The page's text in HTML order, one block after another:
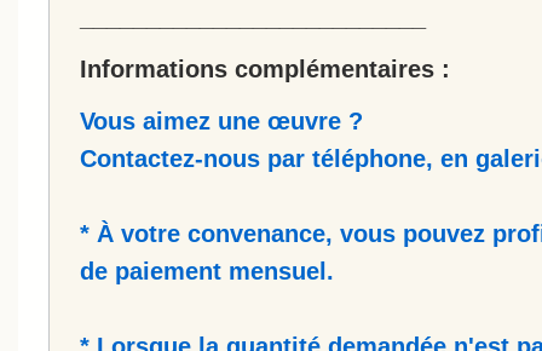
Informations complémentaires :
Vous aimez une œuvre ?
Contactez-nous par téléphone, en
* À votre convenance, vous pouvez
de paiement mensuel.
* Lorsque la quantité demandée n'est